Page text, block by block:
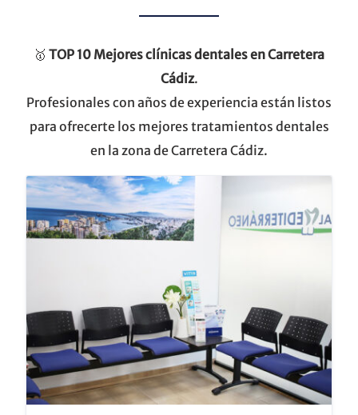
🥇 TOP 10 Mejores clínicas dentales en Carretera
Cádiz.
Profesionales con años de experiencia están listos
para ofrecerte los mejores tratamientos dentales
en la zona de Carretera Cádiz.